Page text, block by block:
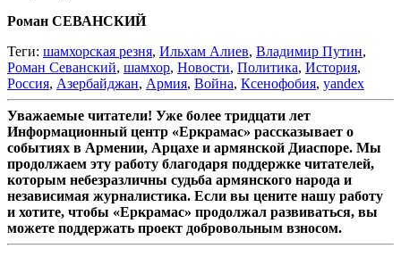
Роман СЕВАНСКИЙ
Теги: шамхорская резня, Ильхам Алиев, Владимир Путин,
Роман Севанский, шамхор, Новости, Политика, История,
Россия, Азербайджан, Армия, Война, Ксенофобия, yandex
Уважаемые читатели! Уже более тридцати лет
Информационный центр «Еркрамас» рассказывает о
событиях в Армении, Арцахе и армянской Диаспоре. Мы
продолжаем эту работу благодаря поддержке читателей,
которым небезразличны судьба армянского народа и
независимая журналистика. Если вы цените нашу работу
и хотите, чтобы «Еркрамас» продолжал развиваться, вы
можете поддержать проект добровольным взносом.